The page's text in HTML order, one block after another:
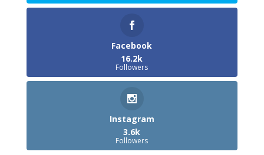
Facebook
16.2k
Followers
Instagram
3.6k
Followers